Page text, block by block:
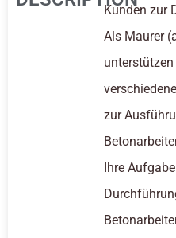
Kunden zur
Als Maurer
zur
Ihre